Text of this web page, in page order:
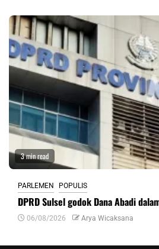
3 min read
PARLEMEN POPULIS
DPRD Sulsel godok Dana Abadi
06/08/2026 Arya Wicaksana